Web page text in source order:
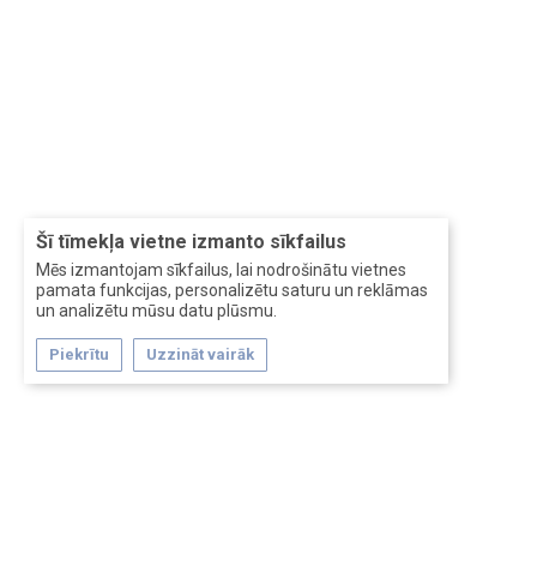
Šī tīmekļa vietne izmanto sīkfailus
Mēs izmantojam sīkfailus, lai nodrošinātu vietnes
pamata funkcijas, personalizētu saturu un reklāmas
un analizētu mūsu datu plūsmu.
Piekrītu Uzzināt vairāk